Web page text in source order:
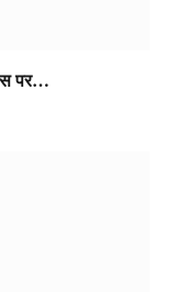
पर…